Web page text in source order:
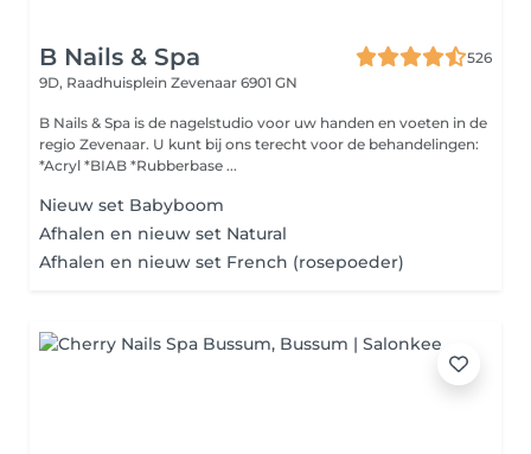
B Nails & Spa
526
9D, Raadhuisplein Zevenaar 6901 GN
B Nails & Spa is de nagelstudio voor uw handen en voeten in de
regio Zevenaar. U kunt bij ons terecht voor de behandelingen:
*Acryl *BIAB *Rubberbase ...
Nieuw set Babyboom
Afhalen en nieuw set Natural
Afhalen en nieuw set French (rosepoeder)